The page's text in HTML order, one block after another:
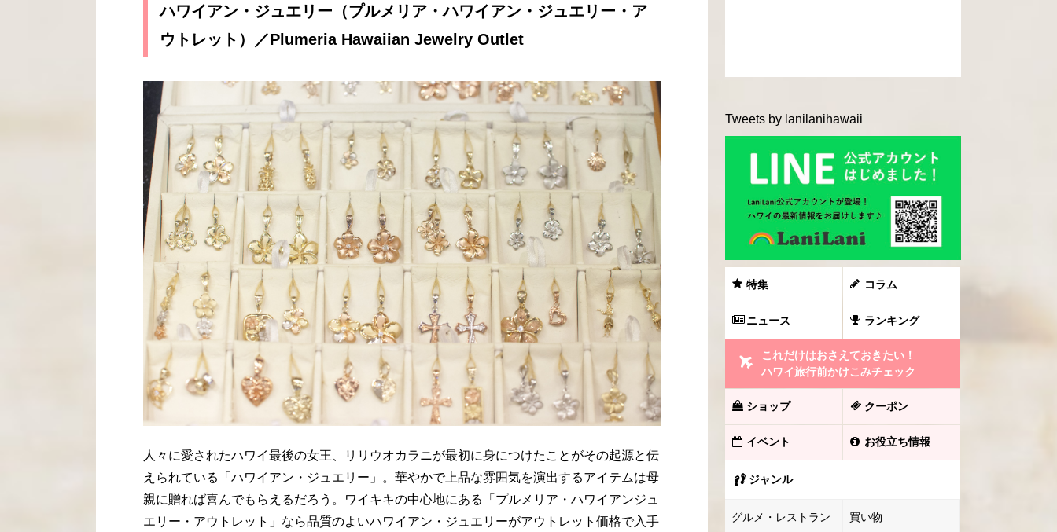
ハワイアン・ジュエリー（プルメリア・ハワイアン・ジュエリー・ア
ウトレット）／Plumeria Hawaiian Jewelry Outlet
人々に愛されたハワイ最後の女王、リリウオカラニが最初に身につけたことがその起源と伝
えられている「ハワイアン・ジュエリー」。華やかで上品な雰囲気を演出するアイテムは母
親に贈れば喜んでもらえるだろう。ワイキキの中心地にある「プルメリア・ハワイアンジュ
エリー・アウトレット」なら品質のよいハワイアン・ジュエリーがアウトレット価格で入手
Tweets by lanilanihawaii
特集 コラム
ニュース ランキング
これだけはおさえておきたい！
ハワイ旅行前かけこみチェック
ショップ クーポン
イベント お役立ち情報
ジャンル
グルメ・レストラン 買い物